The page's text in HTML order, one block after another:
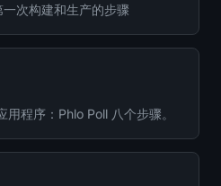
次构建和生产的步骤
程序：Phlo Poll 八个步骤。